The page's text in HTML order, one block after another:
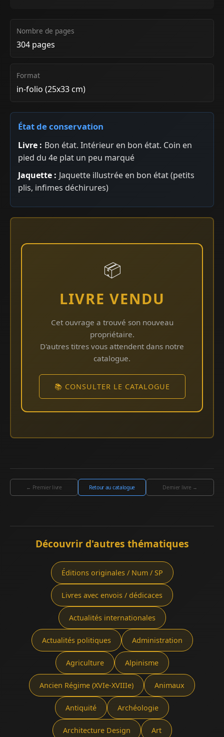
Nombre de pages
304 pages
Format
in-folio (25x33 cm)
État de conservation
Livre : Bon état. Intérieur en bon état. Coin en
pied du 4e plat un peu marqué
Jaquette : Jaquette illustrée en bon état (petits
plis, infimes déchirures)
📦
LIVRE VENDU
Cet ouvrage a trouvé son nouveau
propriétaire.
D'autres titres vous attendent dans notre
catalogue.
📚 CONSULTER LE CATALOGUE
← Premier livre Retour au catalogue Dernier livre →
Découvrir d'autres thématiques
Éditions originales / Num / SP
Livres avec envois / dédicaces
Actualités internationales
Actualités politiques Administration
Agriculture Alpinisme
Ancien Régime (XVIe-XVIIIe) Animaux
Antiquité Archéologie
Architecture Design Art